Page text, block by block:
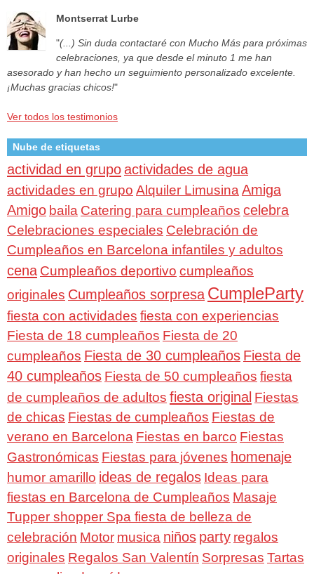
Montserrat Lurbe
"(...) Sin duda contactaré con Mucho Más para próximas
celebraciones, ya que desde el minuto 1 me han
asesorado y han hecho un seguimiento personalizado excelente.
¡Muchas gracias chicos!"
Ver todos los testimonios
Nube de etiquetas
actividad en grupoactividades de agua
actividades en grupo Alquiler Limusina Amiga
Amigo baila Catering para cumpleaños celebra
Celebraciones especiales Celebración de
Cumpleaños en Barcelona infantiles y adultos
cena Cumpleaños deportivo cumpleaños
originales Cumpleaños sorpresa CumpleParty
fiesta con actividades fiesta con experiencias
Fiesta de 18 cumpleaños Fiesta de 20
cumpleaños Fiesta de 30 cumpleaños Fiesta de
40 cumpleaños Fiesta de 50 cumpleaños fiesta
de cumpleaños de adultos fiesta original Fiestas
de chicas Fiestas de cumpleaños Fiestas de
verano en Barcelona Fiestas en barco Fiestas
Gastronómicas Fiestas para jóvenes homenaje
humor amarillo ideas de regalos Ideas para
fiestas en Barcelona de Cumpleaños Masaje
Tupper shopper Spa fiesta de belleza de
celebración Motor musica niños party regalos
originales Regalos San Valentín Sorpresas Tartas